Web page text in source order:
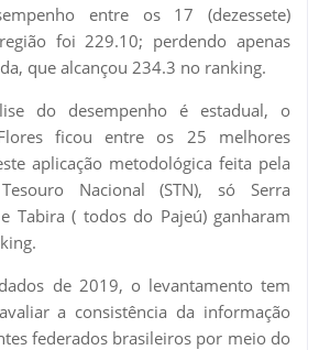
entre os 17 (dezessete)
foi 229.10; perdendo apenas
que alcançou 234.3 no ranking.
do desempenho é estadual, o
ficou entre os 25 melhores
aplicação metodológica feita pela
Nacional (STN), só Serra
Tabira ( todos do Pajeú) ganharam
de 2019, o levantamento tem
a consistência da informação
federados brasileiros por meio do